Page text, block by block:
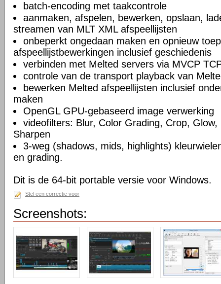
batch-encoding met taakcontrole
aanmaken, afspelen, bewerken, opslaan,
streamen van MLT XML afspeellijsten
onbeperkt ongedaan maken en opnieuw
afspeellijstbewerkingen inclusief geschiedenis
verbinden met Melted servers via MVCP
controle van de transport playback van
bewerken Melted afspeellijsten inclusief
maken
OpenGL GPU-gebaseerd image verwerking
videofilters: Blur, Color Grading, Crop,
Sharpen
3-weg (shadows, mids, highlights)
en grading.
Dit is de 64-bit portable versie voor Windows.
Stel een correctie voor
Screenshots: